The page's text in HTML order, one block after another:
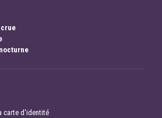
carte d'identité